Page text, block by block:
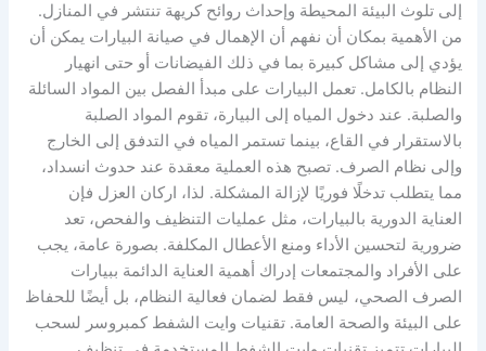
إلى تلوث البيئة المحيطة وإحداث روائح كريهة تنتشر في المنازل.
من الأهمية بمكان أن نفهم أن الإهمال في صيانة البيارات يمكن أن
يؤدي إلى مشاكل كبيرة بما في ذلك الفيضانات أو حتى انهيار
النظام بالكامل. تعمل البيارات على مبدأ الفصل بين المواد السائلة
والصلبة. عند دخول المياه إلى البيارة، تقوم المواد الصلبة
بالاستقرار في القاع، بينما تستمر المياه في التدفق إلى الخارج
وإلى نظام الصرف. تصبح هذه العملية معقدة عند حدوث انسداد،
مما يتطلب تدخلًا فوريًا لإزالة المشكلة. لذا، اركان العزل فإن
العناية الدورية بالبيارات، مثل عمليات التنظيف والفحص، تعد
ضرورية لتحسين الأداء ومنع الأعطال المكلفة. بصورة عامة، يجب
على الأفراد والمجتمعات إدراك أهمية العناية الدائمة ببيارات
الصرف الصحي، ليس فقط لضمان فعالية النظام، بل أيضًا للحفاظ
على البيئة والصحة العامة. تقنيات وايت الشفط كمبروسر لسحب